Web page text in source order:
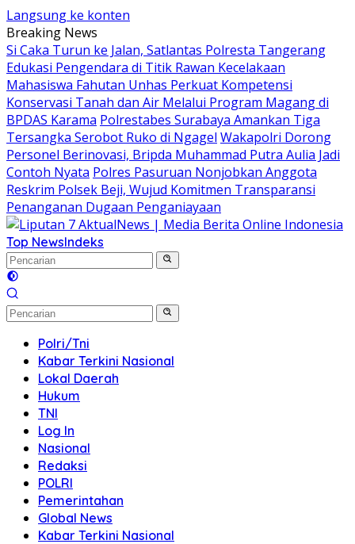
Langsung ke konten
Breaking News
Si Caka Turun ke Jalan, Satlantas Polresta Tangerang
Edukasi Pengendara di Titik Rawan Kecelakaan
Mahasiswa Fahutan Unhas Perkuat Kompetensi
Konservasi Tanah dan Air Melalui Program Magang di
BPDAS Karama Polrestabes Surabaya Amankan Tiga
Tersangka Serobot Ruko di Ngagel Wakapolri Dorong
Personel Berinovasi, Bripda Muhammad Putra Aulia Jadi
Contoh Nyata Polres Pasuruan Nonjobkan Anggota
Reskrim Polsek Beji, Wujud Komitmen Transparansi
Penanganan Dugaan Penganiayaan
Top NewsIndeks
Polri/Tni
Kabar Terkini Nasional
Lokal Daerah
Hukum
TNI
Log In
Nasional
Redaksi
POLRI
Pemerintahan
Global News
Kabar Terkini Nasional